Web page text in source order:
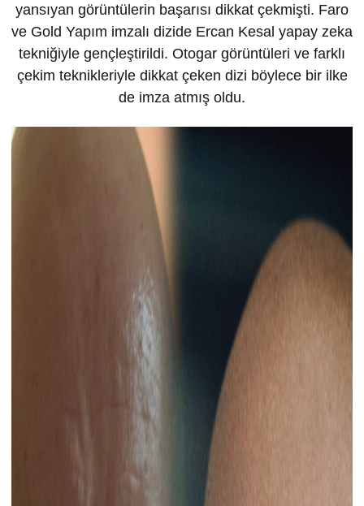
yansıyan görüntülerin başarısı dikkat çekmişti. Faro
ve Gold Yapım imzalı dizide Ercan Kesal yapay zeka
tekniğiyle gençleştirildi. Otogar görüntüleri ve farklı
çekim teknikleriyle dikkat çeken dizi böylece bir ilke
de imza atmış oldu.